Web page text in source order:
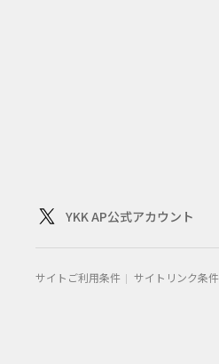
YKK AP公式アカウント
サイトご利用条件 サイトリンク条件